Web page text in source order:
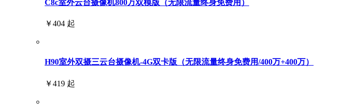
C8c室外云台摄像机800万双模版（无限流量终身免费用）
￥404 起
H90室外双摄三云台摄像机-4G双卡版（无限流量终身免费用/400万+400万）
￥419 起